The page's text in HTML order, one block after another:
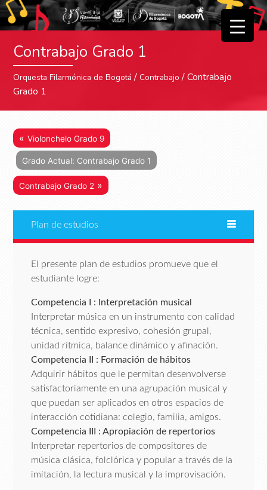
Contrabajo Grado 1
Orquesta Filarmónica de Bogotá /Contrabajo / Contrabajo
Grado 1
«Violonchelo Grado 9
Grado Actual: Contrabajo Grado 1
Contrabajo Grado 2 »
Plan de estudios
El presente plan de estudios promueve que el
estudiante logre:
Competencia I : Interpretación musical
Interpretar música en un instrumento con calidad
técnica, sentido expresivo, cohesión grupal,
unidad rítmica, balance dinámico y afinación.
Competencia II : Formación de hábitos
Adquirir hábitos que le permitan desenvolverse
satisfactoriamente en una agrupación musical y
que puedan ser aplicados en otros espacios de
interacción cotidiana: colegio, familia, amigos.
Competencia III : Apropiación de repertorios
Interpretar repertorios de compositores de
música clásica, folclórica y popular a través de la
imitación, la lectura musical y la improvisación.